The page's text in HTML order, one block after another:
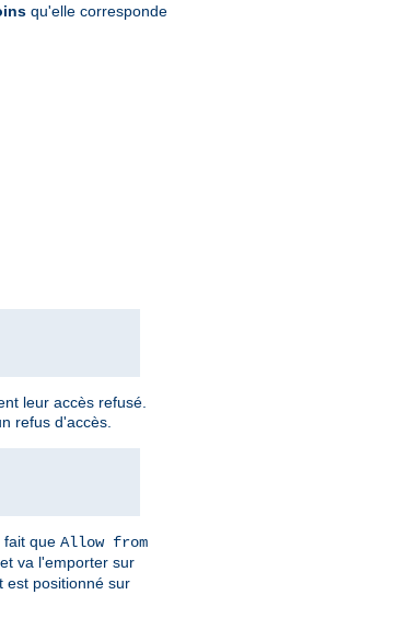
qu'elle corresponde
leur accès refusé.
refus d'accès.
fait que Allow from
va l'emporter sur
est positionné sur